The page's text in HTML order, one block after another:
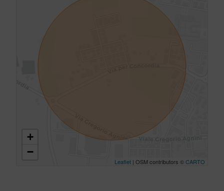
+
−
Leaflet| OSM contributors ©CARTO